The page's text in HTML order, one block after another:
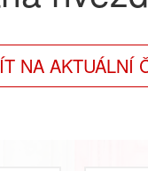
NA AKTUÁLNÍ